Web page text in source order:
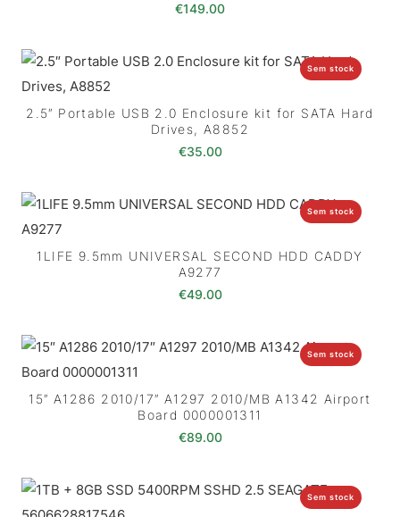
€149.00
Sem stock
2.5″ Portable USB 2.0 Enclosure kit for SATA Hard
Drives, A8852
€35.00
Sem stock
1LIFE 9.5mm UNIVERSAL SECOND HDD CADDY
A9277
€49.00
Sem stock
15″ A1286 2010/17″ A1297 2010/MB A1342 Airport
Board 0000001311
€89.00
Sem stock